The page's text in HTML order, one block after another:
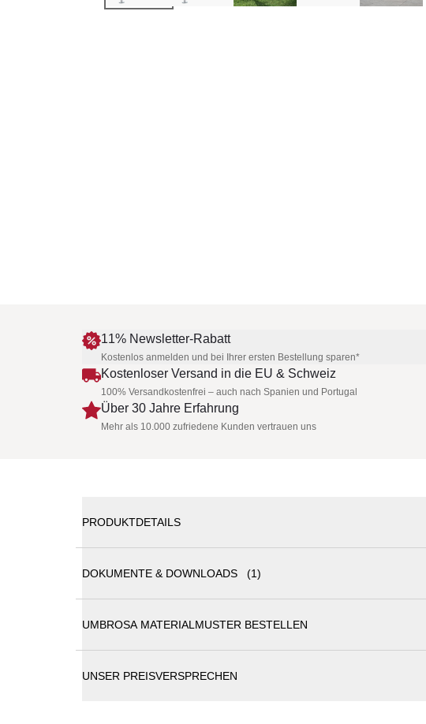
11% Newsletter-Rabatt
Kostenlos anmelden und bei Ihrer ersten Bestellung sparen*
Kostenloser Versand in die EU & Schweiz
100% Versandkostenfrei – auch nach Spanien und Portugal
Über 30 Jahre Erfahrung
Mehr als 10.000 zufriedene Kunden vertrauen uns
PRODUKTDETAILS
einfach jeder Situation angepasst werden, so wie gewünschte
DOKUMENTE & DOWNLOADS (1)
UMBROSA MATERIALMUSTER BESTELLEN
UNSER PREISVERSPRECHEN